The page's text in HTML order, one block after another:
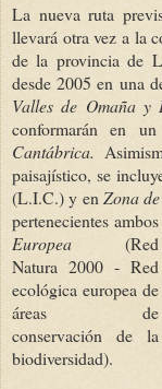
La nueva ruta
llevará otra vez a la
de la provincia de
desde 2005 en una
Valles de Omaña y
conformarán en
Cantábrica.
paisajístico, se
(L.I.C.) y en Zona
pertenecientes
Europea (Red
Natura 2000 - Red
ecológica europea de
áreas de
conservación de la
biodiversidad).